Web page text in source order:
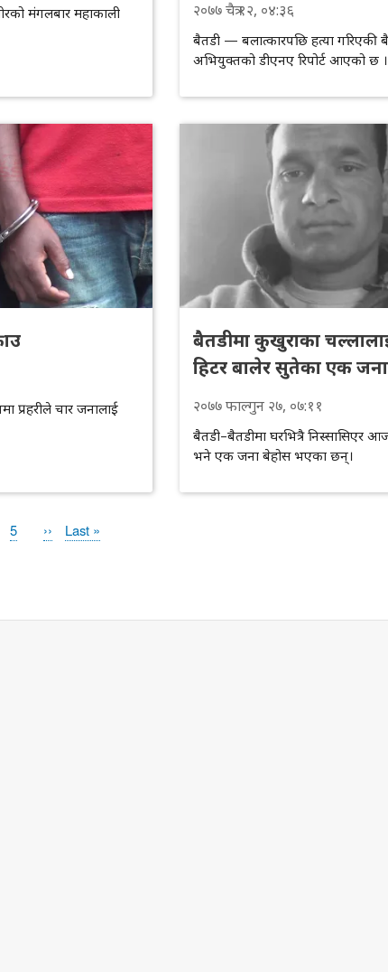
मंगलबार महाकाली
२०७७चैत्र१२, ०४:३६
बैतडी — बलात्कारपछि हत्या गरिएकी
अभियुक्तको डीएनए रिपोर्ट आएको छ ।
प्रहरीले चार जनालाई
बैतडीमा कुखुराका
हिटर बालेर सुतेका एक
२०७७फाल्गुन २७, ०७:११
बैतडी–बैतडीमा घरभित्रै
भने एक जना बेहोस भएका छन्।
Page
5
Next
››
Last
Last »